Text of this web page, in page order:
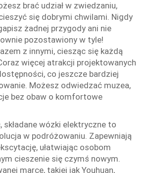
brać udział w zwiedzaniu,
się dobrymi chwilami. Nigdy
żadnej przygody ani nie
pozostawiony w tyle!
z innymi, ciesząc się każdą
więcej atrakcji projektowanych
co jeszcze bardziej
Możesz odwiedzać muzea,
bez obaw o komfortowe
składane wózki elektryczne to
w podróżowaniu. Zapewniają
ułatwiając osobom
cieszenie się czymś nowym.
marce, takiej jak Youhuan,